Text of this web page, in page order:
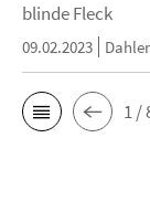
blinde Fleck
09.02.2023
1 /